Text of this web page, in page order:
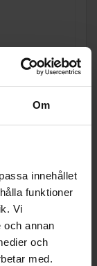
Om
innehållet
funktioner
Vi
och annan
och
med.
899:-